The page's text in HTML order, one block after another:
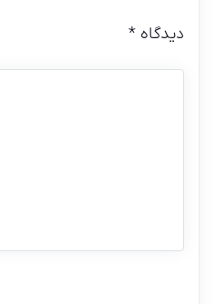
دیدگاه*